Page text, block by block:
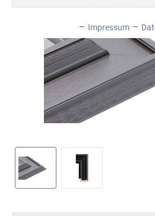
Service
Impressum